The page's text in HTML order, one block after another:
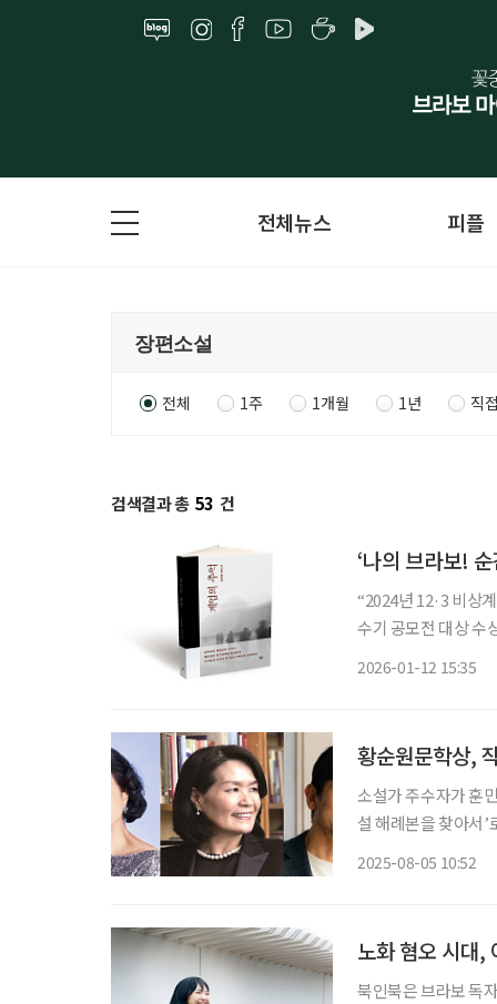
전체뉴스 피플
전체 1주 1개월 1년 직
검색결과 총 53 건
‘나의 브라보!
“2024년 12·3 비상
수기 공모전 대상 수상자
2026-01-12 15:35
황순원문학상,
소설가 주수자가 훈
설 해례본을 찾아서
2025-08-05 10:52
노화 혐오 시대,
북인북은 브라보 독